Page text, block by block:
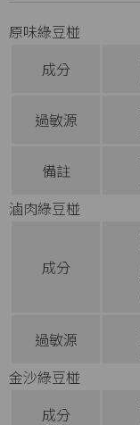
原味綠豆椪
成分
過敏源
備註
滷肉綠豆椪
成分
過敏源
金沙綠豆椪
成分